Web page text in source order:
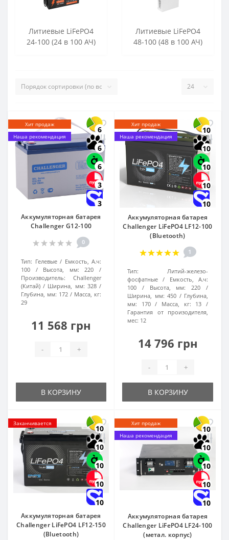
Литиевые LiFePO4
24-100 (24 в 100 АЧ)
Литиевые LiFePO4
48-100 (48 в 100 АЧ)
Хит продаж
Наша рекомендация
6
6
6
3
3
Аккумуляторная батарея
Challenger G12-100
0
Тип: Гелевые
Емкость, А.ч:
100
Высота, мм:
220
Производитель:
Challenger
(Китай)
Ширина, мм: 328
Глубина, мм: 172
Масса, кг:
29
11 568 грн
- +
В КОРЗИНУ
Хит продаж
Наша рекомендация
10
10
10
10
10
Аккумуляторная батарея
Challenger LiFePO4 LF12-100
(Bluetooth)
1
Тип:
Литий-железо-
фосфатные
Емкость, А.ч:
100
Высота, мм:
220
Ширина, мм: 450
Глубина,
мм:
170 Масса, кг:
13
Гарантия от произодителя,
мес: 12
14 796 грн
- +
В КОРЗИНУ
Заканчивается
10
10
10
10
10
Аккумуляторная батарея
Challenger LiFePO4 LF12-150
(Bluetooth)
Хит продаж
Наша рекомендация
10
10
10
10
10
Аккумуляторная батарея
Challenger LiFePO4 LF24-100
(метал. корпус)